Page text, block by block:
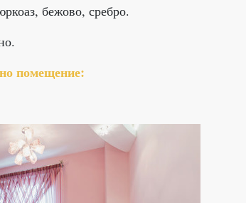
бежово, сребро.
помещение: